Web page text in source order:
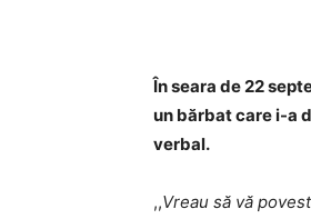
În seara de 22
un bărbat care i-a
verbal.
,,Vreau să vă